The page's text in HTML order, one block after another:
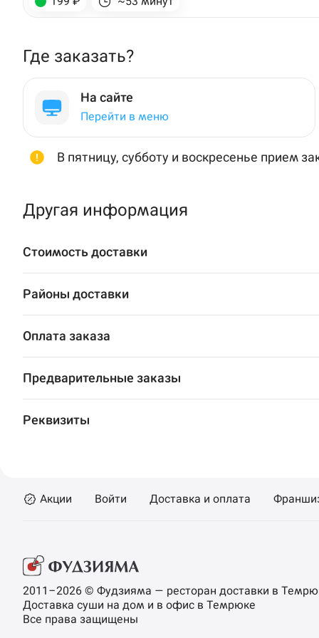
Где заказать?
На сайте
Перейти в меню
В пятницу, субботу и воскресенье прием
Другая информация
Стоимость доставки
Районы доставки
Оплата заказа
Предварительные заказы
Реквизиты
Акции Войти Доставка и оплата
2011–2026 © Фудзияма — ресторан доставки в
Доставка суши на дом и в офис в Темрюке
Все права защищены
Уренгой